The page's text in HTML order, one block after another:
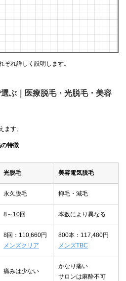
れ詳しく説明します。
ぶ｜医療脱毛・光脱毛・美容
ます。
特徴
光脱毛 美容電気脱毛
永久脱毛 抑毛・減毛
8～10回 本数により異なる
8回：110,660円
メンズクリア
800本：117,480円
メンズTBC
痛みは少ない
かなり痛い
サロンは麻酔不可